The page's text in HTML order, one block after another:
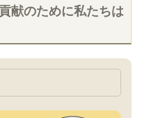
献のために私たちは